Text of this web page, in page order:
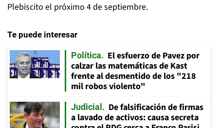
Plebiscito el próximo 4 de septiembre.
Te puede interesar
Política
El esfuerzo de Pavez por
calzar las matemáticas de Kast
frente al desmentido de los "218
mil robos violento"
Judicial
De falsificación de firmas
a lavado de activos: causa secreta